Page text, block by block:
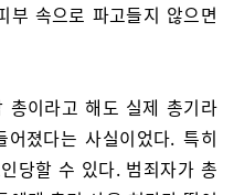
부 속으로 파고들지 않으면
이라고 해도 실제 총기라
졌다는 사실이었다. 특히
당할 수 있다. 범죄자가 총